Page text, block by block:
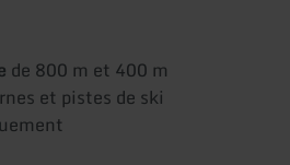
de 800 m et 400 m
et pistes de ski